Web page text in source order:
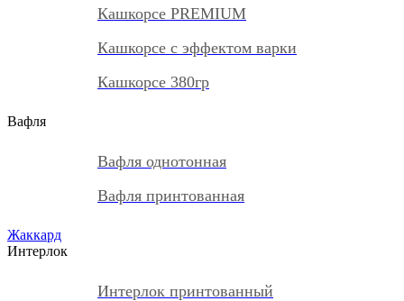
Кашкорсе PREMIUM
Кашкорсе с эффектом варки
Кашкорсе 380гр
Вафля
Вафля однотонная
Вафля принтованная
Жаккард
Интерлок
Интерлок принтованный